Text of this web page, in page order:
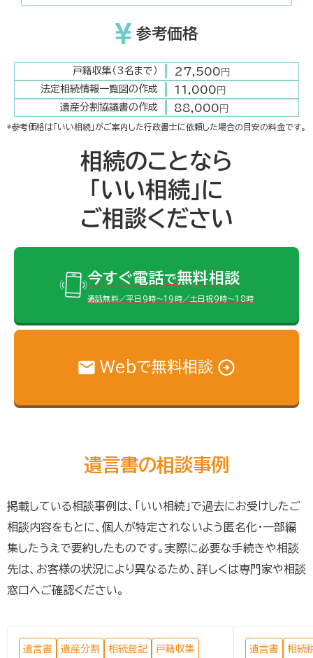
参考価格
戸籍収集（3名まで） 27,500 円
法定相続情報一覧図の作成
11,000 円
遺産分割協議書の作成
88,000 円
*参考価格は「いい相続」がご案内した行政書士に依頼した場合の目安の料金です。
相続のことなら
「いい相続」に
ご相談ください
今すぐ電話で無料相談
通話無料／平日9時～19時／土日祝9時～18時
Webで無料相談
遺言書の相談事例
掲載している相談事例は、「いい相続」で過去にお受けしたご
相談内容をもとに、個人が特定されないよう匿名化・一部編
集したうえで要約したものです。実際に必要な手続きや相談
先は、お客様の状況により異なるため、詳しくは専門家や相談
窓口へご確認ください。
遺言書 遺産分割 相続登記 戸籍収集 遺言書 相続